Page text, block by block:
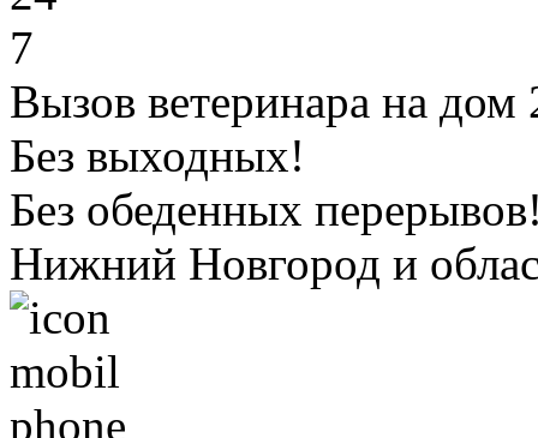
Вызов ветеринара на дом
Без выходных!
Без обеденных
Нижний Новгород и